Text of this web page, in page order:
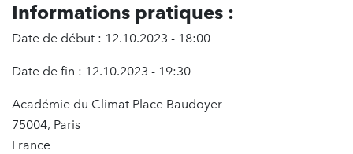
Informations pratiques :
Date de début : 12.10.2023 - 18:00
Date de fin : 12.10.2023 - 19:30
Académie du Climat Place Baudoyer
75004, Paris
France